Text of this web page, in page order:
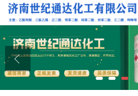
公司首页
公司介绍